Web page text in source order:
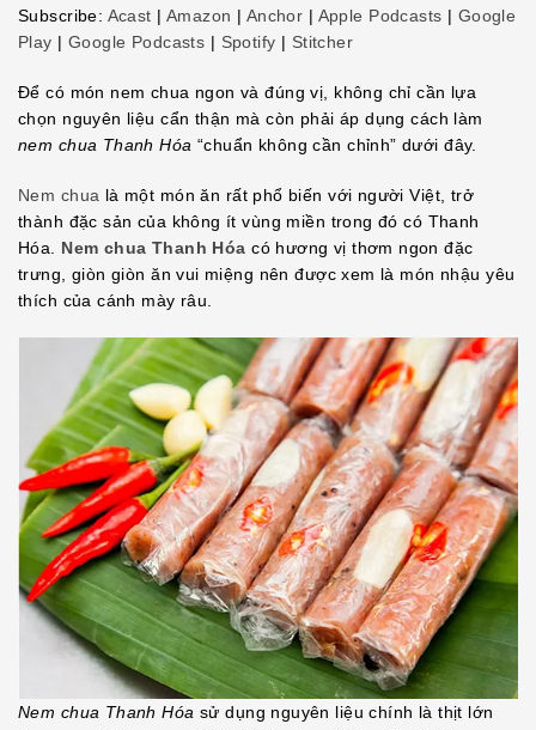
LINK
EMBED
Subscribe: Acast | Amazon | Anchor | Apple Podcasts | Google
Play | Google Podcasts | Spotify | Stitcher
Để có món nem chua ngon và đúng vị, không chỉ cần lựa
chọn nguyên liệu cẩn thận mà còn phải áp dụng cách làm
nem chua Thanh Hóa “chuẩn không cần chỉnh” dưới đây.
Nem chua là một món ăn rất phổ biến với người Việt, trở
thành đặc sản của không ít vùng miền trong đó có Thanh
Hóa. Nem chua Thanh Hóa có hương vị thơm ngon đặc
trưng, giòn giòn ăn vui miệng nên được xem là món nhậu yêu
thích của cánh mày râu.
Nem chua Thanh Hóa sử dụng nguyên liệu chính là thịt lớn